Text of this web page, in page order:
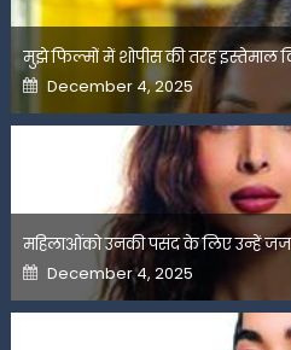
मुझे फिल्मों में शोपीस की तरह इस्तेमाल
Posted
on
December 4, 2025
महिलाओंको उनकी पसंद के लिए उन्हें जज
Posted
on
December 4, 2025